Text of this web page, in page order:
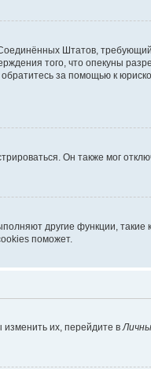
Штатов,
того, что опекуны
за помощью к
Он также мог
другие функции,
поможет.
их, перейдите в